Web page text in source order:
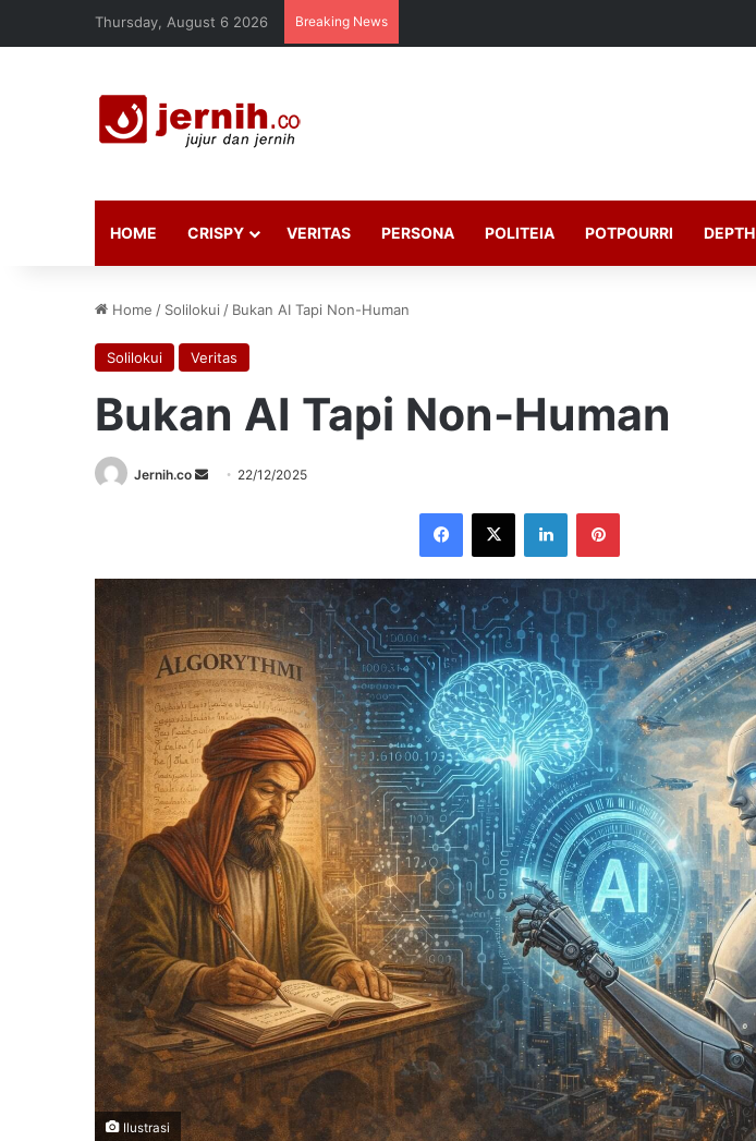
Thursday, August 6 2026 Breaking News
HOME CRISPY VERITAS PERSONA POLITEIA POTPOURRI DEPTH
Home / Solilokui / Bukan AI Tapi Non-Human
Solilokui Veritas
Bukan AI Tapi Non-Human
Jernih.co
Send 22/12/2025
Facebook
X LinkedInPinterest
Ilustrasi